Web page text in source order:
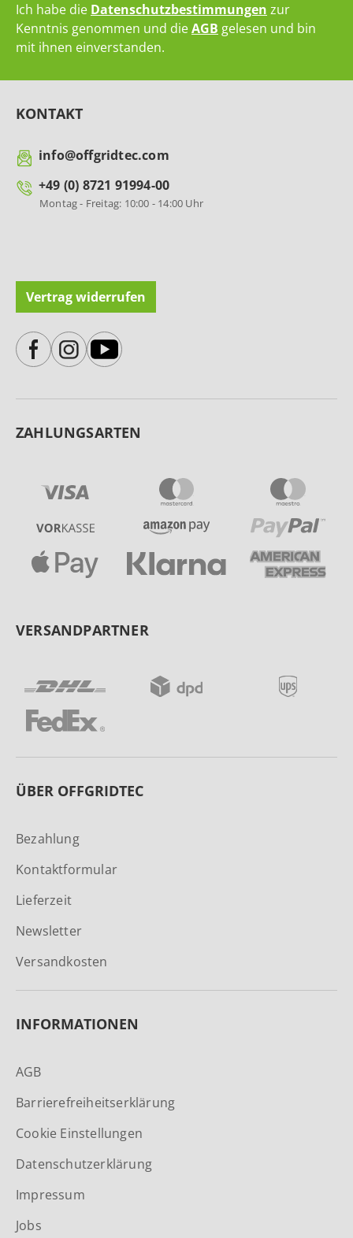
Ich habe die Datenschutzbestimmungen zur
Kenntnis genommen und dieAGB gelesen und bin
mit ihnen einverstanden.
KONTAKT
info@offgridtec.com
+49 (0) 8721 91994-00
Montag - Freitag: 10:00 - 14:00 Uhr
Vertrag widerrufen
ZAHLUNGSARTEN
VERSANDPARTNER
ÜBER OFFGRIDTEC
Bezahlung
Kontaktformular
Lieferzeit
Newsletter
Versandkosten
INFORMATIONEN
AGB
Barrierefreiheitserklärung
Cookie Einstellungen
Datenschutzerklärung
Impressum
Jobs